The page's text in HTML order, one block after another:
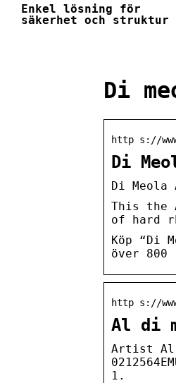
Enkel lösning för
säkerhet och struktur
Di
http s://
Di
Di Meola
This the
of hard
Köp “Di
över 800
http s://
Al di
Artist Al
1.